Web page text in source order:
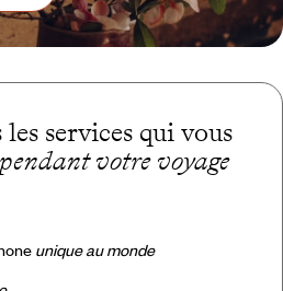
services qui vous
pendant votre voyage
unique au monde